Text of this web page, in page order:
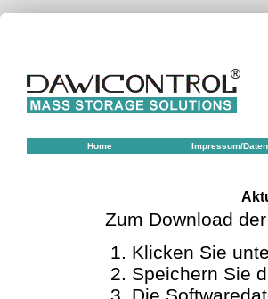
Home Impressum/
Zum Download
Klicken Sie
Speichern Sie